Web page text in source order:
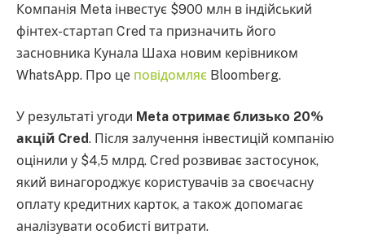
Компанія Meta інвестує $900 млн в індійський
фінтех-стартап Cred та призначить його
засновника Кунала Шаха новим керівником
WhatsApp. Про це повідомляє Bloomberg.
У результаті угоди Meta отримає близько 20%
акцій Cred. Після залучення інвестицій компанію
оцінили у $4,5 млрд. Cred розвиває застосунок,
який винагороджує користувачів за своєчасну
оплату кредитних карток, а також допомагає
аналізувати особисті витрати.